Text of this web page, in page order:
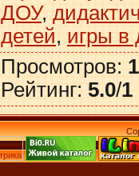
ДОУ,
детей, игры в
Просмотров:
Рейтинг: 5.0/1